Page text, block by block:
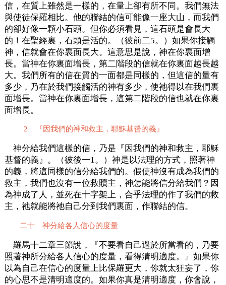
信，在質上雖然是一樣的，在量上卻有所不同。我們無法
與使徒保羅相比。他的聯結的信可能像一座大山，而我們
的卻好像一顆小石頭。但你必須看見，這石頭是會長大
的！在聖經裏，石頭是活的。（彼前二5。）如果你接觸
神，信就會在你裏面長大。這意思是說，神在你裏面增
長。當神在你裏面增長，第二階段的信就在你裏面越長越
大。我們所有的信在質的一面都是同樣的，但這信的量有
多少，乃在於我們接觸活的神有多少，使祂得以在我們裏
面增長。當神在你裏面增長，這第二階段的信也就在你裏
面增長。
2 『因我們的神和救主，耶穌基督的義』
神分給我們這樣的信，乃是『因我們的神和救主，耶穌
基督的義』。（彼後一1。）神是以法理的方式，照著神
的義，將這同樣的信分給我們的。假使神沒有成為我們的
救主，我們也沒有一位救贖主，神怎能將信分給我們？因
為神成了人，並死在十字架上，合乎法理的作了我們的救
主，祂就能將祂自己分到我們裏面，作聯結的信。
二十 神分給各人信心的度量
羅馬十二章三節說，『不要看自己過於所當看的，乃要
照著神所分給各人信心的度量，看得清明適度。』如果你
以為自己在信心的度量上比保羅更大，你就太狂妄了，你
的心思不是清明適度的。如果你真是清明適度，你會說，